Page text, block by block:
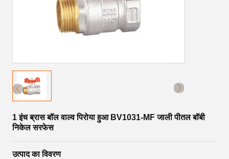
1 इंच ब्रास बॉल वाल्व पिरोया हुआ BV1031-MF जाली पीतल बॉबी
निकेल सरफेस
उत्पाद का विवरण